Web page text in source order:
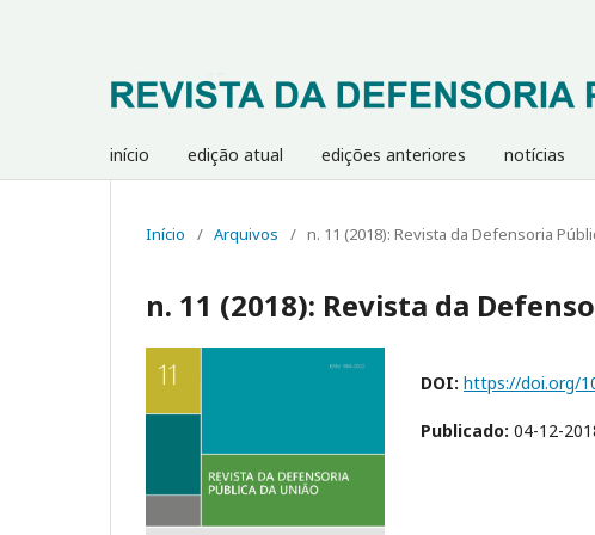
início edição atual edições anteriores notícias
Início / Arquivos / n. 11 (2018): Revista da Defensoria
n. 11 (2018): Revista da
DOI: https://doi.org/
Publicado: 04-12-